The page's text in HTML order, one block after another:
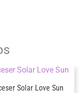
Solar Love Sun